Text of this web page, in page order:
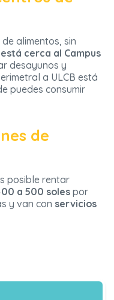
alimentos, sin
cerca al Campus
desayunos y
a ULCB está
puedes consumir
de
posible rentar
a 500 soles por
y van con servicios